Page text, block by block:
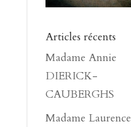
Articles récents
Madame Annie
DIERICK-
CAUBERGHS
Madame Laurence